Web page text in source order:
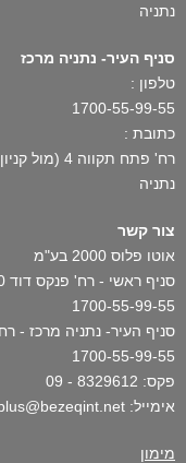
נתניה
סניף העיר- נתניה מרכז
טלפון :
1700-55-99-55
כתובת :
רח' פתח תקווה 4 (מול קניון השרון)
נתניה
צור קשר
אוטו פלוס 2000 בע"מ
1700-55-99-55
1700-55-99-55
פקס: 8329612 - 09
אימייל: autoplus@bezeqint.net
מימון